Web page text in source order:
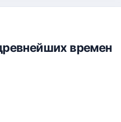
времен